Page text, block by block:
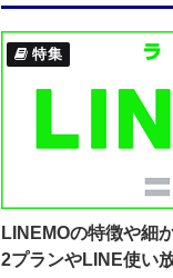
特集
LINEMOの特徴や細
2プランやLINE使い